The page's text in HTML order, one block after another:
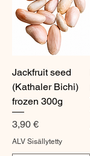
Jackfruit seed
(Kathaler Bichi)
frozen 300g
Hinta
3,90 €
ALV Sisällytetty